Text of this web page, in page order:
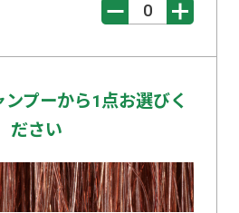
プーから1点お選びく
ださい